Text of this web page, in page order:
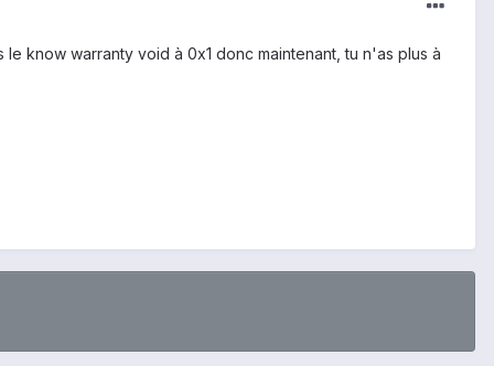
know warranty void à 0x1 donc maintenant, tu n'as plus à